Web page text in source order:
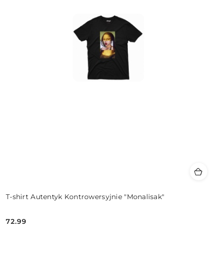
T-shirt Autentyk Kontrowersyjnie "Monalisak"
Cena:
72.99